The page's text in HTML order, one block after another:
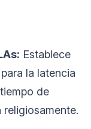
Establece
la latencia
de